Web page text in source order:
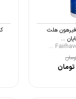
هلث
...
تومان